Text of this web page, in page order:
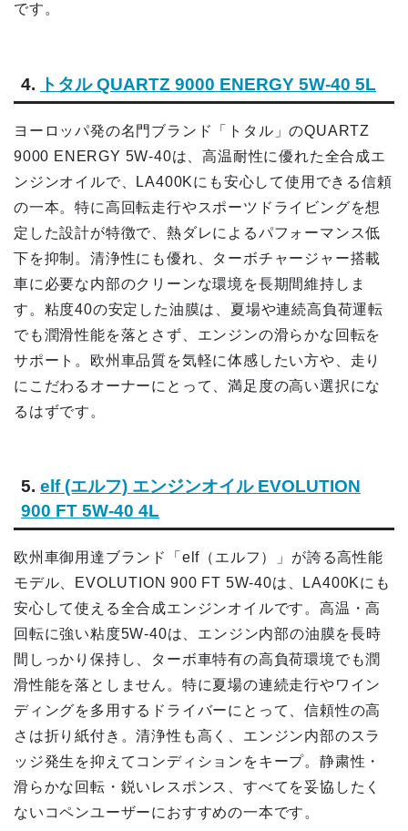
です。
4. トタル QUARTZ 9000 ENERGY 5W-40 5L
ヨーロッパ発の名門ブランド「トタル」のQUARTZ
9000 ENERGY 5W-40は、高温耐性に優れた全合成エ
ンジンオイルで、LA400Kにも安心して使用できる信頼
の一本。特に高回転走行やスポーツドライビングを想
定した設計が特徴で、熱ダレによるパフォーマンス低
下を抑制。清浄性にも優れ、ターボチャージャー搭載
車に必要な内部のクリーンな環境を長期間維持しま
す。粘度40の安定した油膜は、夏場や連続高負荷運転
でも潤滑性能を落とさず、エンジンの滑らかな回転を
サポート。欧州車品質を気軽に体感したい方や、走り
にこだわるオーナーにとって、満足度の高い選択にな
るはずです。
5. elf (エルフ) エンジンオイル EVOLUTION
900 FT 5W-40 4L
欧州車御用達ブランド「elf（エルフ）」が誇る高性能
モデル、EVOLUTION 900 FT 5W-40は、LA400Kにも
安心して使える全合成エンジンオイルです。高温・高
回転に強い粘度5W-40は、エンジン内部の油膜を長時
間しっかり保持し、ターボ車特有の高負荷環境でも潤
滑性能を落としません。特に夏場の連続走行やワイン
ディングを多用するドライバーにとって、信頼性の高
さは折り紙付き。清浄性も高く、エンジン内部のスラ
ッジ発生を抑えてコンディションをキープ。静粛性・
滑らかな回転・鋭いレスポンス、すべてを妥協したく
ないコペンユーザーにおすすめの一本です。